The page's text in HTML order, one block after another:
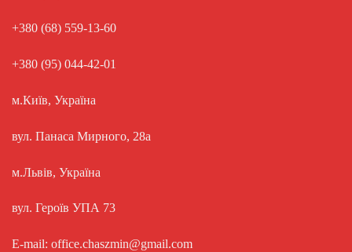
+380 (68) 559-13-60
+380 (95) 044-42-01
м.Київ, Україна
вул. Панаса Мирного, 28а
м.Львів, Україна
вул. Героїв УПА 73
E-mail: office.chaszmin@gmail.com